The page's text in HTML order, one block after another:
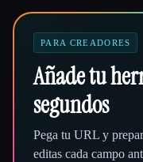
PARA CREADORES
Añade tu
segundos
Pega tu URL y
editas cada campo